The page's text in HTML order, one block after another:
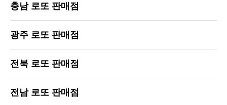
충남 로또 판매점
광주 로또 판매점
전북 로또 판매점
전남 로또 판매점